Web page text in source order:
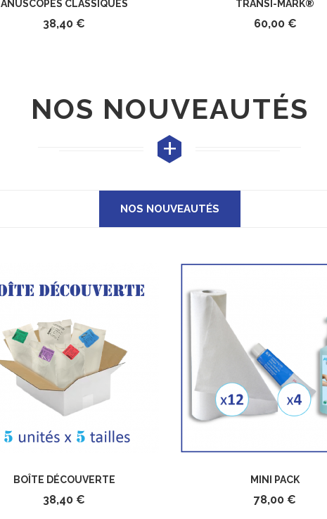
ANUSCOPES CLASSIQUES
38,40 €
TRANSI-MARK®
60,00 €
NOS NOUVEAUTÉS
+
NOS NOUVEAUTÉS
BOÎTE DÉCOUVERTE
38,40 €
MINI PACK
78,00 €